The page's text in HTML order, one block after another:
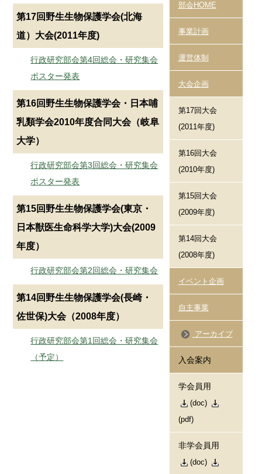
第17回野生生物保護学会(北海
道）大会(2011年度)
行政研究部会第4回総会・研究集会
ポスター発表
第16回野生生物保護学会・日本哺
乳類学会2010年度合同大会（岐阜
大学）
行政研究部会第3回総会・研究集会
ポスター発表
第15回野生生物保護学会(東京・
日本獣医生命科学大学)大会(2009
年度）
行政研究部会第2回総会・研究集会
第14回野生生物保護学会(長崎・
佐世保)大会（2008年度）
行政研究部会第1回総会・研究集会
（予定）
部会HOME
事業計画
運営体制
大会企画
第17回大会
(2011年度)
第16回大会
(2010年度)
第15回大会
(2009年度)
第14回大会
(2008年度)
イベント企画
自主事業
アーカイブ
入会案内
学会員用
(doc)
(pdf)
非学会員用
(doc)